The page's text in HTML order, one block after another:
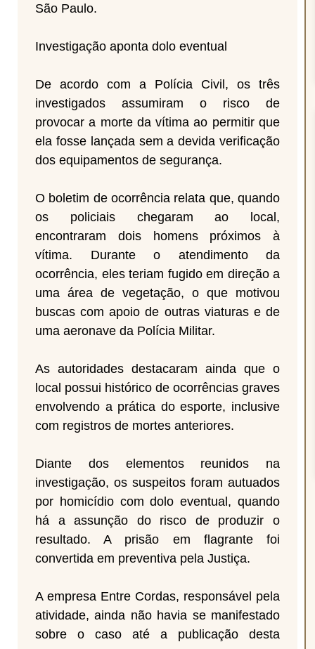
São Paulo.
Investigação aponta dolo eventual
De acordo com a Polícia Civil, os três
investigados assumiram o risco de
provocar a morte da vítima ao permitir que
ela fosse lançada sem a devida verificação
dos equipamentos de segurança.
O boletim de ocorrência relata que, quando
os policiais chegaram ao local,
encontraram dois homens próximos à
vítima. Durante o atendimento da
ocorrência, eles teriam fugido em direção a
uma área de vegetação, o que motivou
buscas com apoio de outras viaturas e de
uma aeronave da Polícia Militar.
As autoridades destacaram ainda que o
local possui histórico de ocorrências graves
envolvendo a prática do esporte, inclusive
com registros de mortes anteriores.
Diante dos elementos reunidos na
investigação, os suspeitos foram autuados
por homicídio com dolo eventual, quando
há a assunção do risco de produzir o
resultado. A prisão em flagrante foi
convertida em preventiva pela Justiça.
A empresa Entre Cordas, responsável pela
atividade, ainda não havia se manifestado
sobre o caso até a publicação desta